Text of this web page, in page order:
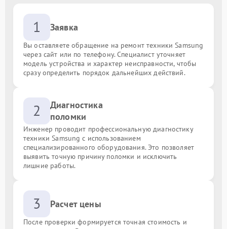
1 Заявка
Вы оставляете обращение на ремонт техники Samsung
через сайт или по телефону. Специалист уточняет
модель устройства и характер неисправности, чтобы
сразу определить порядок дальнейших действий.
2
Диагностика
поломки
Инженер проводит профессиональную диагностику
техники Samsung с использованием
специализированного оборудования. Это позволяет
выявить точную причину поломки и исключить
лишние работы.
3 Расчет цены
После проверки формируется точная стоимость и